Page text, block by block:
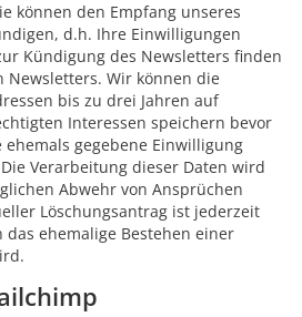
können den Empfang unseres
d.h. Ihre Einwilligungen
Kündigung des Newsletters finden
Newsletters. Wir können die
bis zu drei Jahren auf
Interessen speichern bevor
gegebene Einwilligung
Verarbeitung dieser Daten wird
Abwehr von Ansprüchen
Löschungsantrag ist jederzeit
ehemalige Bestehen einer